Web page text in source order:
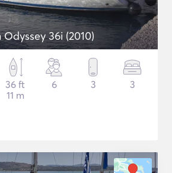
36i (2010)
36 ft
11 m
6 3 3